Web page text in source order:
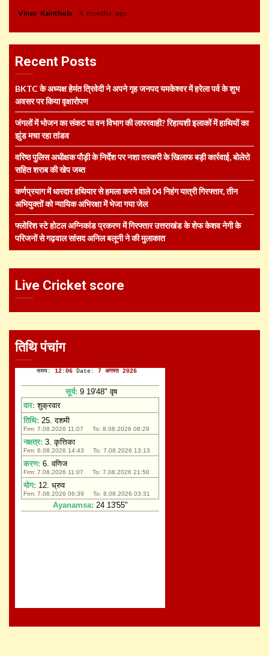
Vinay Kainthola 4 months ago
Recent Posts
BKTC के अध्यक्ष हेमंत त्रिवेदी ने अपने गृह जनपद यमकेश्वर में हरेला पर्व के शुभ
अवसर पर किया वृक्षारोपण
जंगलों में भोजन का संकट या वन विभाग की लापरवाही? रिहायशी इलाकों में हाथियों का
झुंड मचा रहा तांडव
वरिष्ठ पुलिस अधीक्षक पौड़ी के निर्देश पर नशा तस्करी के खिलाफ बड़ी कार्रवाई, बोलेरो
सहित शराब की खेप जब्त
कर्णप्रयाग में धारदार हथियार से हमला करने वाले 04 निहंग यात्री गिरफ्तार, तीन
अभियुक्तों को न्यायिक अभिरक्षा में भेजा गया जेल
फ्लोरिश स्टे होटल अग्निकांड प्रकरण में गिरफ्तार उत्तराखंड के शेफ केशव नेगी के
परिजनों से गढ़वाल सांसद अनिल बलूनी ने की मुलाकात
Live Cricket score
तिथि पंचांग